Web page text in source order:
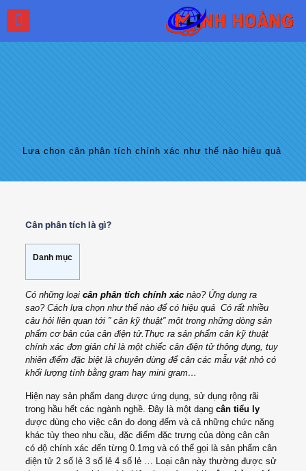
Lưa chọn cân phân tích chính xác như thế nào hiệu quả
Cân phân tích là gì?
Danh mục
Có những loại cân phân tích chính xácnào? Ứng dụng ra
sao? Cách lựa chọn như thế nào để có hiệu quả Có rất nhiều
câu hỏi liên quan tới ” cân kỹ thuật” một trong những dòng sản
phẩm cơ bản của cân điện tử. Thực ra sản phẩm cân kỹ thuật
chính xác đơn giản chỉ là một chiếc cân điện tử thông dụng, tuy
nhiên điểm đặc biệt là chuyên dùng để cân các mẫu vật nhỏ có
khối lượng tính bằng gram hay mini gram…
Hiện nay sản phẩm đang được ứng dụng, sử dụng rộng rãi
trong hầu hết các ngành nghề. Đây là một dạng cân tiểu ly
được dùng cho việc cân đo đong đếm và cả những chức năng
khác tùy theo nhu cầu, đặc điểm đặc trưng của dòng cân cân
có độ chính xác đến từng 0.1mg và có thể gọi là sản phẩm cân
điện tử 2 số lẻ 3 số lẻ 4 số lẻ … Loại cân này thường được sử